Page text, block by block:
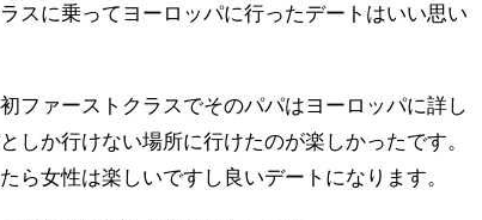
スに乗ってヨーロッパに行ったデートはいい思い
ファーストクラスでそのパパはヨーロッパに詳し
しか行けない場所に行けたのが楽しかったです。
ら女性は楽しいですし良いデートになります。